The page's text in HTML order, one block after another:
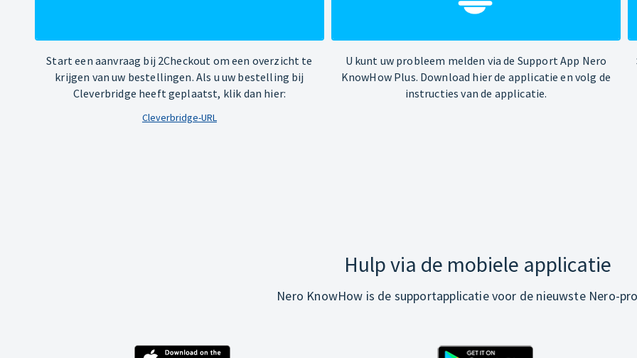
Start een aanvraag bij 2Checkout om een overzicht te
krijgen van uw bestellingen. Als u uw bestelling bij
Cleverbridge heeft geplaatst, klik dan hier:
Cleverbridge-URL
U kunt uw probleem melden via de Support App Nero
KnowHow Plus. Download hier de applicatie en volg de
instructies van de applicatie.
Hulp via de mobiele applicatie
Nero KnowHow is de supportapplicatie voor de nieuwste Nero-